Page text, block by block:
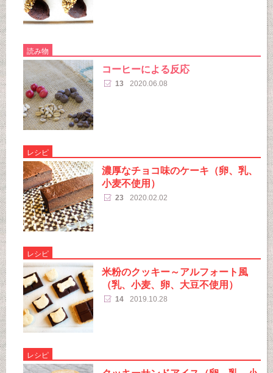
読み物
コーヒーによる反応
13 2020.06.08
レシピ
濃厚なチョコ味のケーキ（卵、乳、
小麦不使用）
23 2020.02.02
レシピ
米粉のクッキー～アルフォート風
（乳、小麦、卵、大豆不使用）
14 2019.10.28
レシピ